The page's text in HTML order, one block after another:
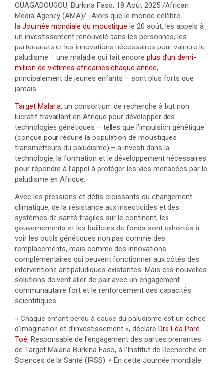
OUAGADOUGOU, Burkina Faso, 18 Août 2025 /African
Media Agency (AMA)/ -Alors que le monde célèbre
la Journée mondiale du moustique le 20 août, les appels à
un investissement renouvelé dans les personnes, les
partenariats et les innovations nécessaires pour vaincre le
paludisme – une maladie qui fait encore plus d’un demi-
million de victimes africaines chaque année,
principalement de jeunes enfants – sont plus forts que
jamais.
Target Malaria, un consortium de recherche à but non
lucratif travaillant en Afrique pour développer des
technologies génétiques – telles que l’impulsion génétique
(conçue pour réduire la population de moustiques
transmetteurs du paludisme) – a investi dans la
technologie, la formation et le développement nécessaires
pour répondre à l’appel à protéger les vies menacées par le
paludisme en Afrique.
Avec les pressions et défis croissants du changement
climatique, de la résistance aux insecticides et des
systèmes de santé fragiles sur le continent, les
gouvernements et les bailleurs de fonds sont exhortés à
voir les outils génétiques non pas comme des
remplacements, mais comme des innovations
complémentaires qui peuvent fonctionner aux côtés des
interventions antipaludiques existantes. Mais ces nouvelles
solutions doivent aller de pair avec un engagement
communautaire fort et le renforcement des capacités
scientifiques.
« Chaque enfant perdu à cause du paludisme est un échec
d’imagination et d’investissement », déclare Dre Léa Paré
Toé, Responsable de l’engagement des parties prenantes
de Target Malaria Burkina Faso, à l’Institut de Recherche en
Sciences de la Santé (IRSS). « En cette Journée mondiale